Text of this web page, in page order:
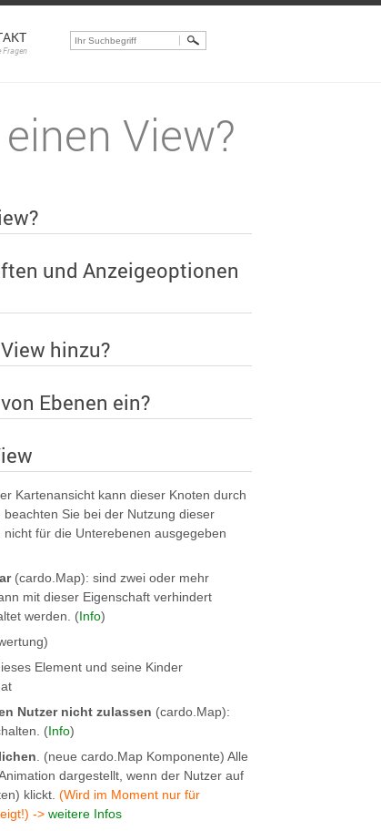
Fragen
View?
und Anzeigeoptionen
hinzu?
Ebenen ein?
Kartenansicht kann dieser Knoten durch
beachten Sie bei der Nutzung dieser
für die Unterebenen ausgegeben
(cardo.Map): sind zwei oder mehr
mit dieser Eigenschaft verhindert
werden. (Info)
Element und seine Kinder
Nutzer nicht zulassen (cardo.Map):
(Info)
. (neue cardo.Map Komponente) Alle
dargestellt, wenn der Nutzer auf
klickt. (Wird im Moment nur für
-> weitere Infos